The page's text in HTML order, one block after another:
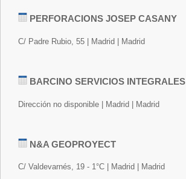
PERFORACIONS JOSEP CASANY
C/ Padre Rubio, 55 | Madrid | Madrid
BARCINO SERVICIOS INTEGRALES
Dirección no disponible | Madrid | Madrid
N&A GEOPROYECT
C/ Valdevarnés, 19 - 1°C | Madrid | Madrid